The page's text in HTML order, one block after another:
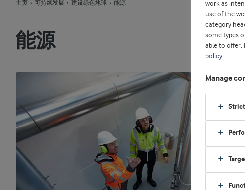
主页 可持续发展 建设绿色地球 能源
能源
work as
use of the
category
some types
able to offer.
policy.
Manage